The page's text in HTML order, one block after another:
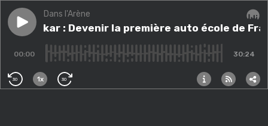
Play episode #7 - Ornikar : Devenir la première auto école de
Dans l'Arène
- Ornikar : Devenir la première auto école de
00:00 30:24
30 1x 30